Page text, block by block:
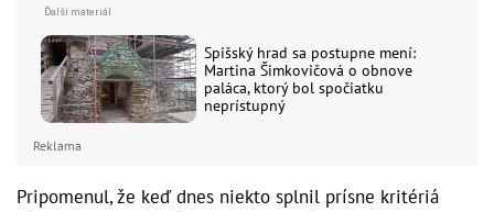
Spišský hrad sa postupne mení:
Martina Šimkovičová o obnove
paláca, ktorý bol spočiatku
neprístupný
Reklama
Pripomenul, že keď dnes niekto splnil prísne kritériá